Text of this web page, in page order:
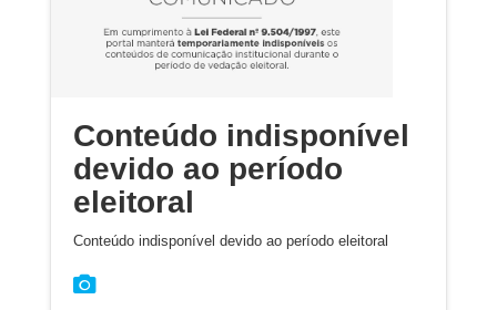
Conteúdo indisponível
devido ao período
eleitoral
Conteúdo indisponível devido ao período eleitoral